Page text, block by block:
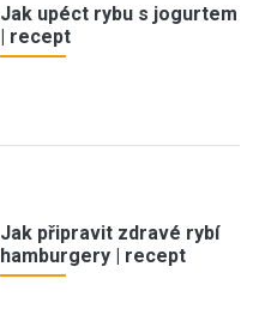
Jak upéct rybu s jogurtem
| recept
Jak připravit zdravé rybí
hamburgery | recept